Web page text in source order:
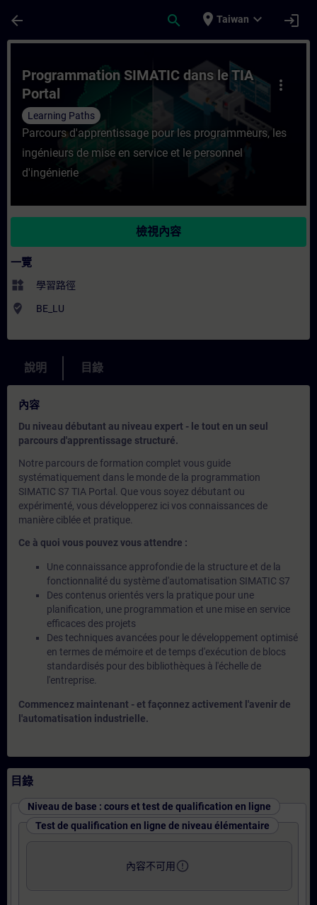
arrow_back search place Taiwan expand_more login
more_vert
Programmation SIMATIC dans le TIA
Portal
Learning Paths
Parcours d'apprentissage pour les programmeurs, les
ingénieurs de mise en service et le personnel
d'ingénierie
檢視內容
一覽
widgets 學習路徑
where_to_vote BE_LU
說明 目錄
內容
Du niveau débutant au niveau expert - le tout en un seul
parcours d'apprentissage structuré.
Notre parcours de formation complet vous guide
systématiquement dans le monde de la programmation
SIMATIC S7 TIA Portal. Que vous soyez débutant ou
expérimenté, vous développerez ici vos connaissances de
manière ciblée et pratique.
Ce à quoi vous pouvez vous attendre :
Une connaissance approfondie de la structure et de la
fonctionnalité du système d'automatisation SIMATIC S7
Des contenus orientés vers la pratique pour une
planification, une programmation et une mise en service
efficaces des projets
Des techniques avancées pour le développement optimisé
en termes de mémoire et de temps d'exécution de blocs
standardisés pour des bibliothèques à l'échelle de
l'entreprise.
Commencez maintenant - et façonnez activement l'avenir de
l'automatisation industrielle.
目錄
Niveau de base : cours et test de qualification en ligne
Test de qualification en ligne de niveau élémentaire
內容不可用 error_outline